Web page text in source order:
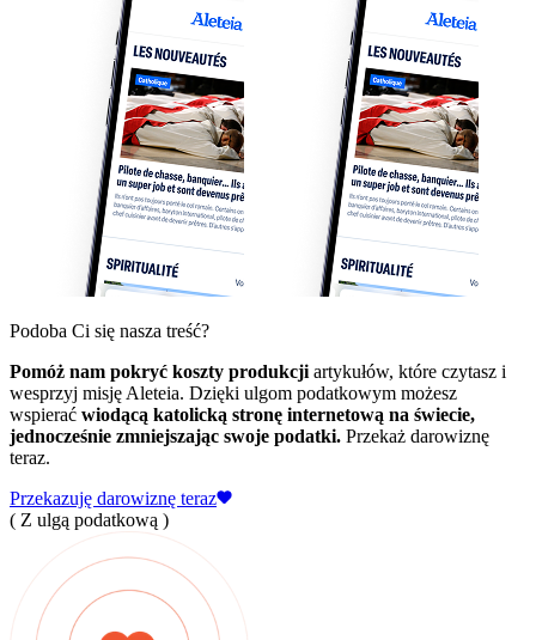
Podoba Ci się nasza treść?
Pomóż nam pokryć koszty produkcji artykułów, które czytasz i
wesprzyj misję Aleteia. Dzięki ulgom podatkowym możesz
wspierać wiodącą katolicką stronę internetową na świecie,
jednocześnie zmniejszając swoje podatki. Przekaż darowiznę
teraz.
Przekazuję darowiznę teraz
( Z ulgą podatkową )